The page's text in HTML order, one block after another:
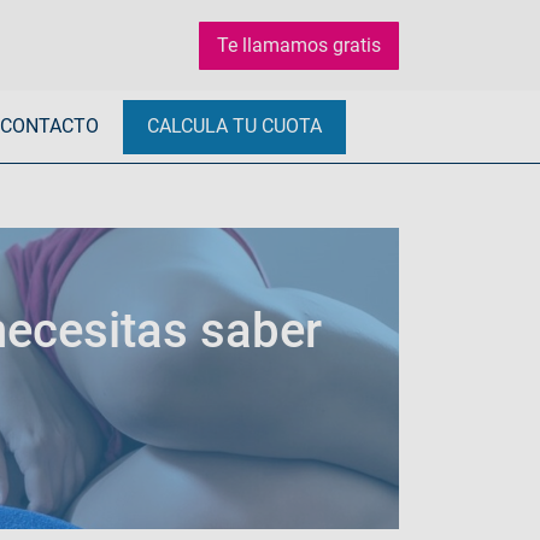
Te llamamos gratis
CONTACTO CALCULA TU CUOTA
saber